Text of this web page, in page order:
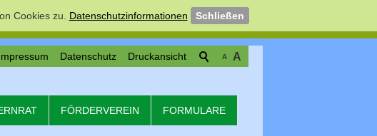
Cookies zu. Datenschutzinformationen Schließen
A A
Datenschutz Druckansicht
FÖRDERVEREIN FORMULARE